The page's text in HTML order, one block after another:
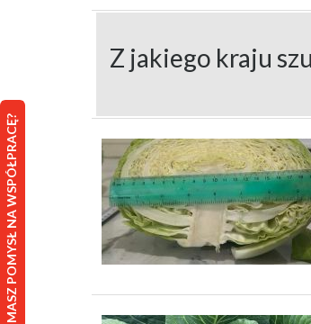
Na początku sierpnia 2026 roku
popytu. Dlatego najświeższe dane
Gdzie znaleźć świeżą kapustę? W
jakości produktów prosto od
zakup kapusty jest prosty zarówno w
warunki dla osób poszukujących
Gdzie Sprzedać
Aby sprzedać kapustę korzystnie i
umożliwia szybki, bezpośredni
Z jakiego kraju
MASZ POMYSŁ NA WSPÓŁPRACĘ?